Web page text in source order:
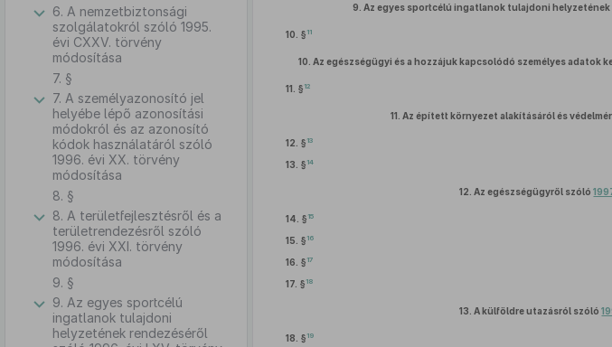
6. A nemzetbiztonsági
szolgálatokról szóló 1995.
évi CXXV. törvény
módosítása
7. §
7. A személyazonosító jel
helyébe lépő azonosítási
módokról és az azonosító
kódok használatáról szóló
1996. évi XX. törvény
módosítása
8. §
8. A területfejlesztésről és a
területrendezésről szóló
1996. évi XXI. törvény
módosítása
9. §
9. Az egyes sportcélú
ingatlanok tulajdoni
helyzetének rendezéséről
9. Az egyes sportcélú ingatlanok tulajdoni helyzetének
10. § 11
10. Az egészségügyi és a hozzájuk kapcsolódó személyes adatok
11. § 12
11. Az épített környezet alakításáról és
12. § 13
13. § 14
12. Az egészségügyről szóló
14. § 15
15. § 16
16. § 17
17. § 18
13. A külföldre utazásról szóló
18. § 19